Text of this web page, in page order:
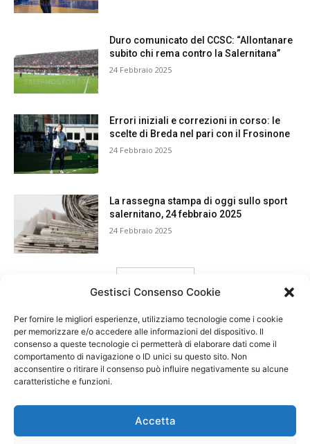
Gestisci Consenso Cookie
Per fornire le migliori esperienze, utilizziamo tecnologie come i cookie
per memorizzare e/o accedere alle informazioni del dispositivo. Il
consenso a queste tecnologie ci permetterà di elaborare dati come il
comportamento di navigazione o ID unici su questo sito. Non
acconsentire o ritirare il consenso può influire negativamente su alcune
caratteristiche e funzioni.
Accetta
Duro comunicato del CCSC: “Allontanare
subito chi rema contro la Salernitana”
24 Febbraio 2025
Errori iniziali e correzioni in corso: le
scelte di Breda nel pari con il Frosinone
24 Febbraio 2025
La rassegna stampa di oggi sullo sport
salernitano, 24 febbraio 2025
24 Febbraio 2025